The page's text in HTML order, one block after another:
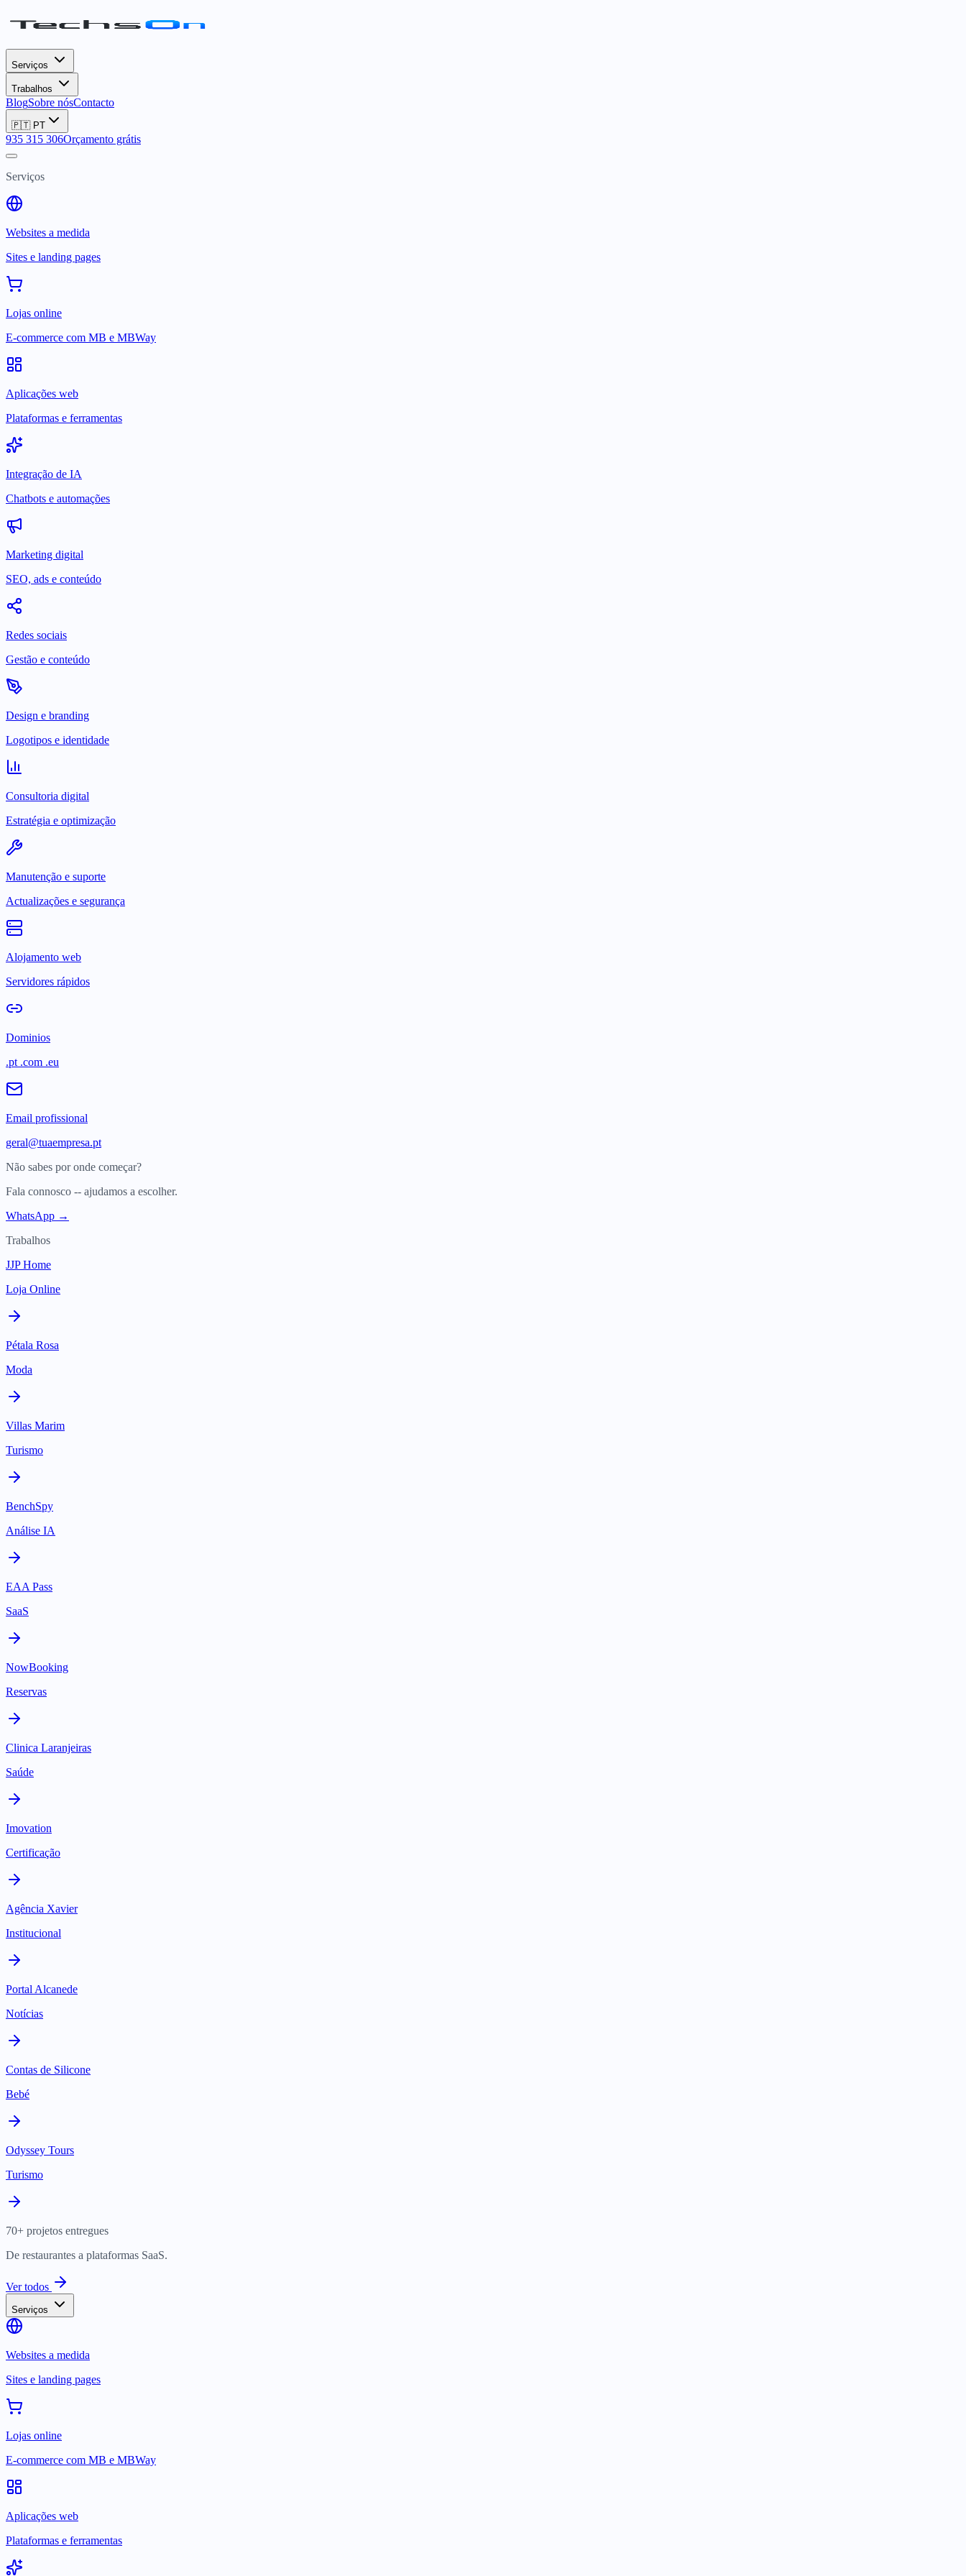
Serviços
Trabalhos
BlogSobre nósContacto
🇵🇹 PT
935 315 306Orçamento grátis
Serviços
Websites a medida
Sites e landing pages
Lojas online
E-commerce com MB e MBWay
Aplicações web
Plataformas e ferramentas
Integração de IA
Chatbots e automações
Marketing digital
SEO, ads e conteúdo
Redes sociais
Gestão e conteúdo
Design e branding
Logotipos e identidade
Consultoria digital
Estratégia e optimização
Manutenção e suporte
Actualizações e segurança
Alojamento web
Servidores rápidos
Dominios
.pt .com .eu
Email profissional
geral@tuaempresa.pt
Não sabes por onde começar?
Fala connosco -- ajudamos a escolher.
WhatsApp →
Trabalhos
JJP Home
Loja Online
Pétala Rosa
Moda
Villas Marim
Turismo
BenchSpy
Análise IA
EAA Pass
SaaS
NowBooking
Reservas
Clinica Laranjeiras
Saúde
Imovation
Certificação
Agência Xavier
Institucional
Portal Alcanede
Notícias
Contas de Silicone
Bebé
Odyssey Tours
Turismo
70+ projetos entregues
De restaurantes a plataformas SaaS.
Ver todos
Serviços
Websites a medida
Sites e landing pages
Lojas online
E-commerce com MB e MBWay
Aplicações web
Plataformas e ferramentas